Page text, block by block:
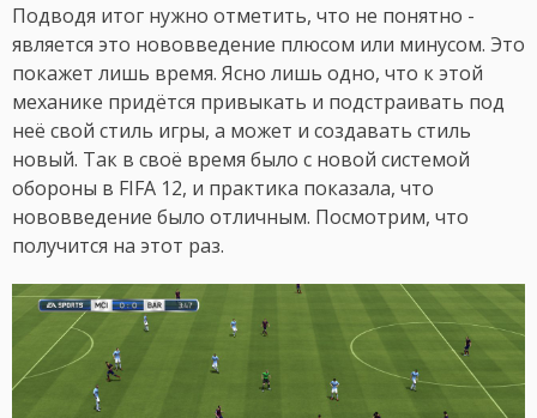
Подводя итог нужно отметить, что не понятно -
является это нововведение плюсом или минусом. Это
покажет лишь время. Ясно лишь одно, что к этой
механике придётся привыкать и подстраивать под
неё свой стиль игры, а может и создавать стиль
новый. Так в своё время было с новой системой
обороны в FIFA 12, и практика показала, что
нововведение было отличным. Посмотрим, что
получится на этот раз.